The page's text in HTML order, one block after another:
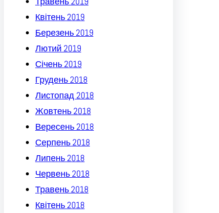
Квітень 2019
Березень 2019
Лютий 2019
Січень 2019
Грудень 2018
Листопад 2018
Жовтень 2018
Вересень 2018
Серпень 2018
Липень 2018
Червень 2018
Травень 2018
Квітень 2018